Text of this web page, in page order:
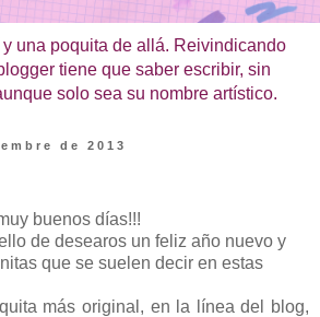
una poquita de allá. Reivindicando
tiene que saber escribir, sin
solo sea su nombre artístico.
de 2013
buenos días!!!
de desearos un feliz año nuevo y
que se suelen decir en estas
más original, en la línea del blog,